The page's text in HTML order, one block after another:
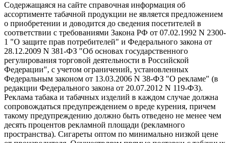
Содержащаяся на сайте справочная информация об
ассортименте табачной продукции не является предложением
о приобретении и доводится до сведения посетителей в
соответствии с требованиями Закона РФ от 07.02.1992 N 2300-
1 "О защите прав потребителей" и Федерального закона от
28.12.2009 N 381-ФЗ "Об основах государственного
регулирования торговой деятельности в Российской
Федерации", с учетом ограничений, установленных
Федеральным законом от 13.03.2006 N 38-ФЗ "О рекламе" (в
редакции Федерального закона от 20.07.2012 N 119-ФЗ).
Реклама табака и табачных изделий в каждом случае должна
сопровождаться предупреждением о вреде курения, причем
такому предупреждению должно быть отведено не менее чем
десять процентов рекламной площади (рекламного
пространства). Сигареты оптом по минимально низкой цене